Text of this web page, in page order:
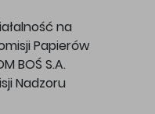
na
Papierów
BOŚ S.A.
Nadzoru